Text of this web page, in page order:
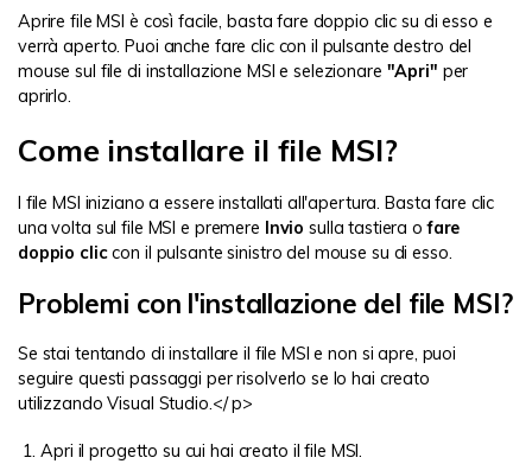
Aprire file MSI è così facile, basta fare doppio clic su di esso e
verrà aperto. Puoi anche fare clic con il pulsante destro del
mouse sul file di installazione MSI e selezionare "Apri" per
aprirlo.
Come installare il file MSI?
I file MSI iniziano a essere installati all'apertura. Basta fare clic
una volta sul file MSI e premere Invio sulla tastiera ofare
doppio cliccon il pulsante sinistro del mouse su di esso.
Problemi con l'installazione del file MSI?
Se stai tentando di installare il file MSI e non si apre, puoi
seguire questi passaggi per risolverlo se lo hai creato
utilizzando Visual Studio.</ p>
Apri il progetto su cui hai creato il file MSI.